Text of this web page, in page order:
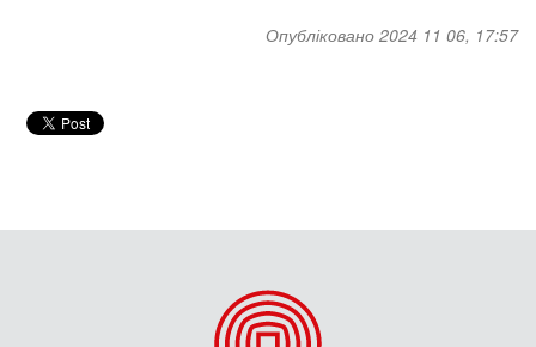
Опубліковано 2024 11 06, 17:57